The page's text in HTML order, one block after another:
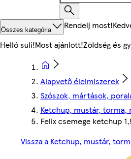
Összes kategória Rendelj most!
Helló suli!Most ajánlott!Zöldség és
Alapvető élelmiszerek
Szószok, mártások,
Ketchup, mustár, torma,
Felix csemege ketchup
Vissza a Ketchup, mustár,